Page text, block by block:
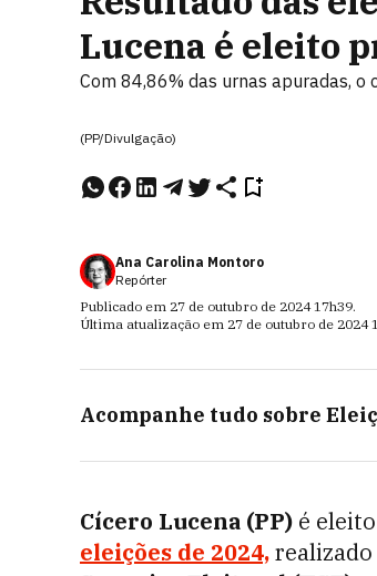
Lucena é eleito
Com 84,86% das urnas apuradas,
(PP/Divulgação)
Ana Carolina Montoro
Repórter
Publicado em 27 de outubro de 2024 17h39.
Última atualização em 27 de outubro de 2024
Acompanhe tudo sobre
Cícero Lucena (PP) é
eleições de 2024,realizado